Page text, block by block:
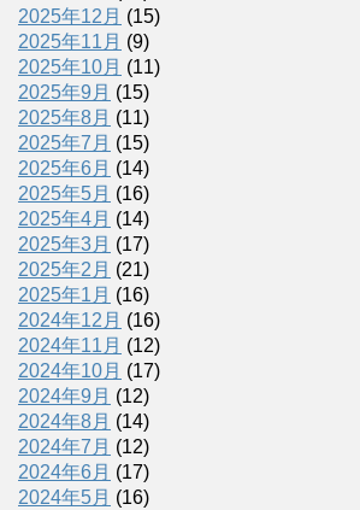
2025年12月 (15)
2025年11月 (9)
2025年10月 (11)
2025年9月 (15)
2025年8月 (11)
2025年7月 (15)
2025年6月 (14)
2025年5月 (16)
2025年4月 (14)
2025年3月 (17)
2025年2月 (21)
2025年1月 (16)
2024年12月 (16)
2024年11月 (12)
2024年10月 (17)
2024年9月 (12)
2024年8月 (14)
2024年7月 (12)
2024年6月 (17)
2024年5月 (16)